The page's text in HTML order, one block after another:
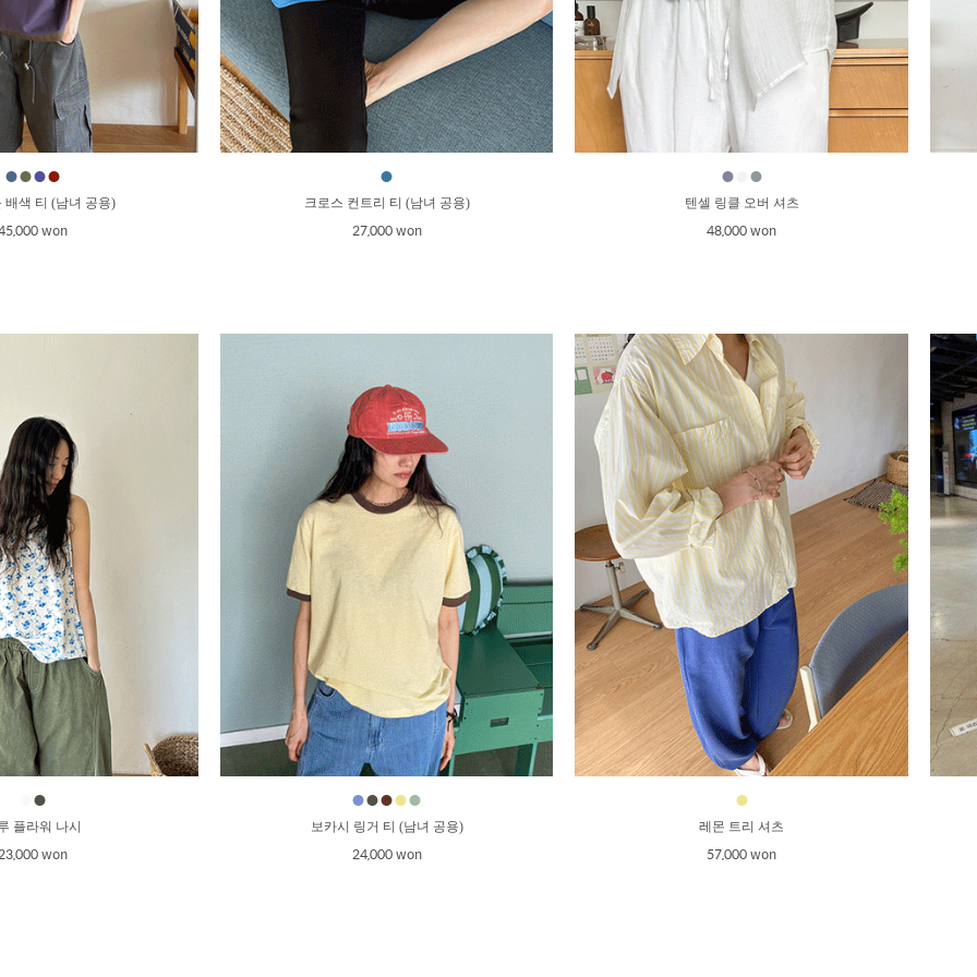
●●●●
배색 티 (남녀 공용)
won
●
크로스 컨트리 티 (남녀 공용)
27,000 won
● ●
텐셀 링클 오버 셔츠
48,000 won
●
플라워 나시
won
●●●●●
보카시 링거 티 (남녀 공용)
24,000 won
●
레몬 트리 셔츠
57,000 won